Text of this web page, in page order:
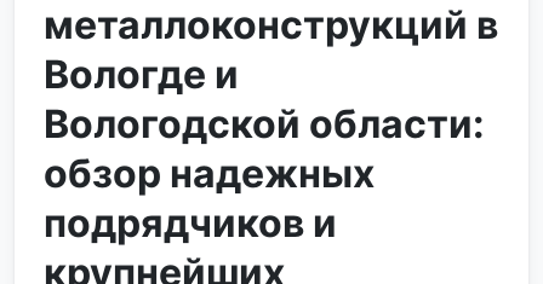
металлоконструкций в
Вологде и
Вологодской области:
обзор надежных
подрядчиков и
крупнейших